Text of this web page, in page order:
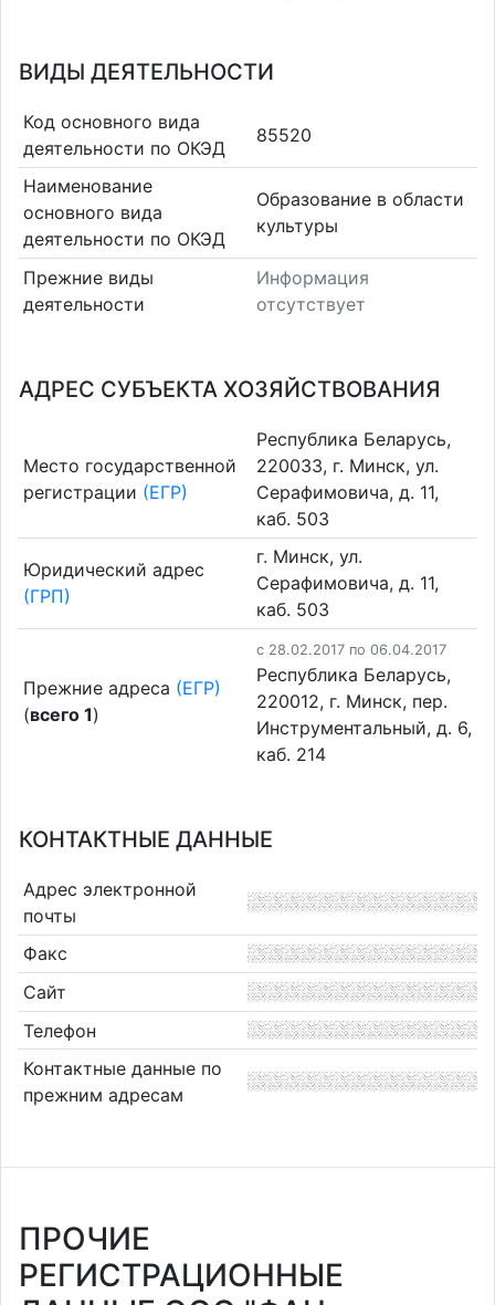
ВИДЫ ДЕЯТЕЛЬНОСТИ
Код основного вида
деятельности по ОКЭД
85520
Наименование
основного вида
деятельности по ОКЭД
Образование в области
культуры
Прежние виды
деятельности
Информация
отсутствует
АДРЕС СУБЪЕКТА ХОЗЯЙСТВОВАНИЯ
Место государственной
регистрации (ЕГР)
Республика Беларусь,
220033, г. Минск, ул.
Серафимовича, д. 11,
каб. 503
Юридический адрес
(ГРП)
г. Минск, ул.
Серафимовича, д. 11,
каб. 503
Прежние адреса (ЕГР)
(всего 1)
c 28.02.2017 по 06.04.2017
Республика Беларусь,
220012, г. Минск, пер.
Инструментальный, д. 6,
каб. 214
КОНТАКТНЫЕ ДАННЫЕ
Адрес электронной
почты
Факс
Сайт
Телефон
Контактные данные по
прежним адресам
ПРОЧИЕ
РЕГИСТРАЦИОННЫЕ